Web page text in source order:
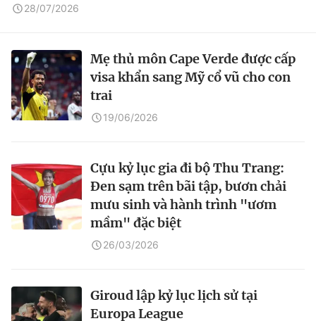
28/07/2026
Mẹ thủ môn Cape Verde được cấp
visa khẩn sang Mỹ cổ vũ cho con
trai
19/06/2026
Cựu kỷ lục gia đi bộ Thu Trang:
Đen sạm trên bãi tập, bươn chải
mưu sinh và hành trình "ươm
mầm" đặc biệt
26/03/2026
Giroud lập kỷ lục lịch sử tại
Europa League